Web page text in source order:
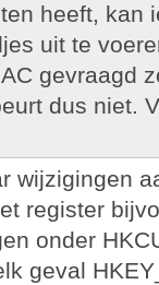
heeft, kan
uit te
gevraagd
dus niet.
wijzigingen
register
onder
geval